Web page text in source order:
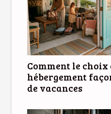
Comment le choix
hébergement
de vacances